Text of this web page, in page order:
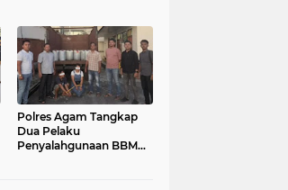
Polres Agam Tangkap
Dua Pelaku
Penyalahgunaan BBM